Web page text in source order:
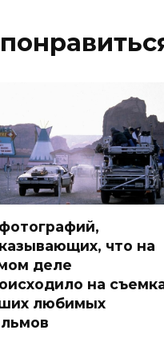
что на
деле
на
любимых